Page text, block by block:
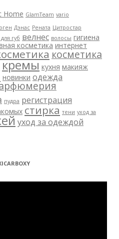
Home GlamTeam vario
Дэнас Рената Цитростар
губ велнес волосы гигиена
косметика интернет
косметика
кремы кухня макияж
новинки одежда
пудра регистрация
стирка тени уход за
уход за одеждой